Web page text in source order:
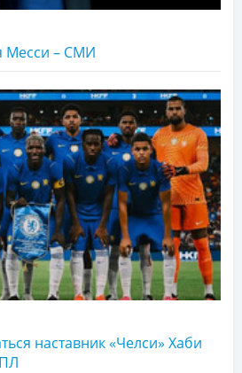
Месси – СМИ
наставник «Челси» Хаби